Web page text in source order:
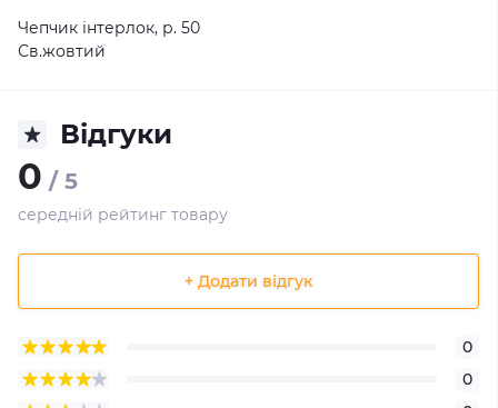
Чепчик інтерлок, р. 50
Св.жовтий
Відгуки
0 / 5
середній рейтинг товару
+ Додати відгук
0
0